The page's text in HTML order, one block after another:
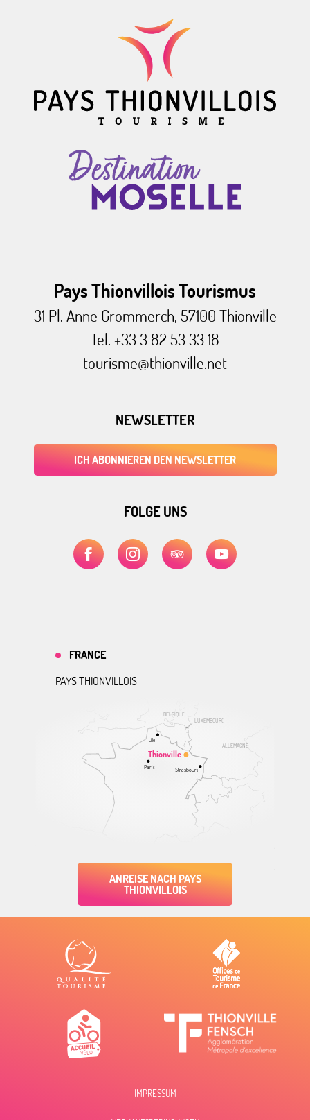
Pays Thionvillois Tourismus
31 Pl. Anne Grommerch, 57100 Thionville
Tel. +33 3 82 53 33 18
tourisme@thionville.net
NEWSLETTER
ICH ABONNIEREN DEN NEWSLETTER
FOLGE UNS
ALLEMAGNE
BELGIQUE
LUXEMBOURG
Thionville
Lille
Paris Strasbourg
FRANCE
PAYS THIONVILLOIS
ANREISE NACH PAYS
THIONVILLOIS
IMPRESSUM